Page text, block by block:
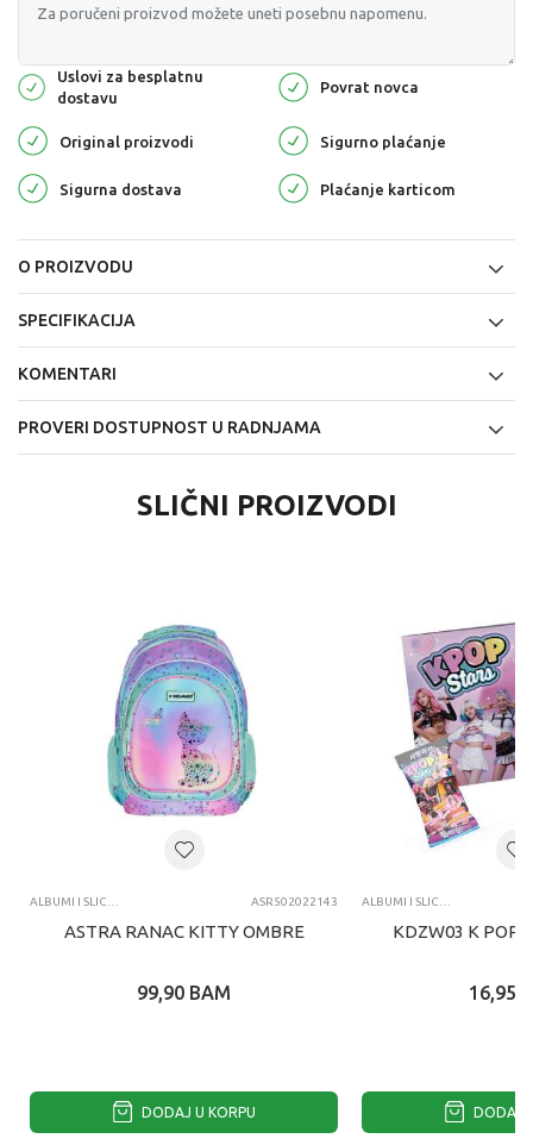
Uslovi za besplatnu
dostavu
Povrat novca
Original proizvodi Sigurno plaćanje
Sigurna dostava Plaćanje karticom
O PROIZVODU
SPECIFIKACIJA
KOMENTARI
PROVERI DOSTUPNOST U RADNJAMA
SLIČNI PROIZVODI
ALBUMI I SLICICE ASR502022143
ASTRA RANAC KITTY OMBRE
99,90 BAM
DODAJ U KORPU
ALBUMI I SLICICE
KDZW03 K POP
16,95
DODAJ